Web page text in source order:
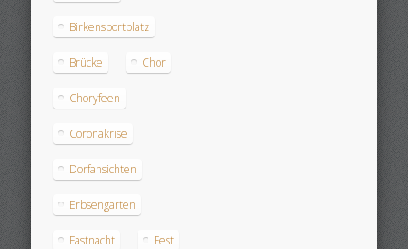
Birkensportplatz
Brücke Chor
Choryfeen
Coronakrise
Dorfansichten
Erbsengarten
Fastnacht Fest